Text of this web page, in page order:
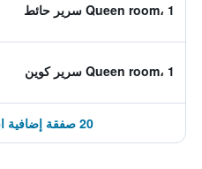
Queen room، 1 سرير حائط
Queen room، 1 سرير كوين
20 صفقة إضافية ابتداءً من 131 ﷼